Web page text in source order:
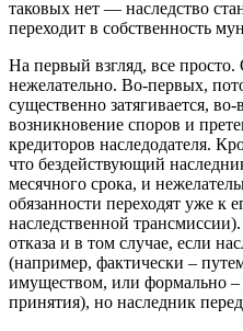
таковых нет — наследство
переходит в собственность
На первый взгляд, все
нежелательно. Во-первых,
существенно затягивается,
возникновение споров и
кредиторов наследодателя.
что бездействующий
месячного срока, и
обязанности переходят уже к
наследственной
отказа и в том случае, если
(например, фактически –
имуществом, или формально –
принятия), но наследник